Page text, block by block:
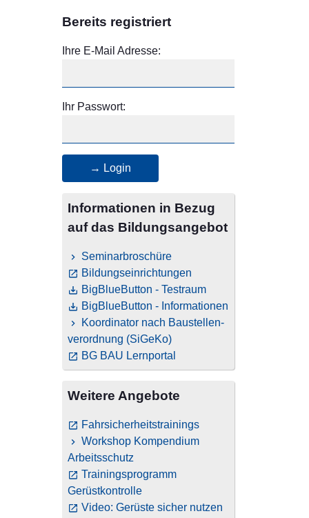
Bereits registriert
Ihre E-Mail Adresse:
Ihr Passwort:
→ Login
Informationen in Bezug
auf das Bildungsangebot
Seminarbroschüre
Bildungseinrichtungen
BigBlueButton - Testraum
BigBlueButton - Informationen
Koordinator nach Baustellen­
verordnung (SiGeKo)
BG BAU Lernportal
Weitere Angebote
Fahrsicherheitstrainings
Workshop Kompendium
Arbeitsschutz
Trainingsprogramm
Gerüstkontrolle
Video: Gerüste sicher nutzen